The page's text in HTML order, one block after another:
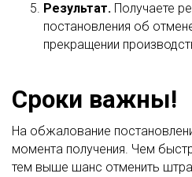
Результат. Получаете
постановления об
прекращении
Сроки важны!
На обжалование
момента получения. Чем
тем выше шанс отменить